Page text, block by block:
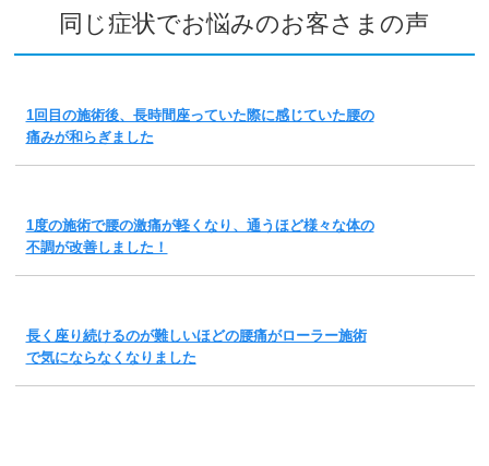
同じ症状でお悩みのお客さまの声
1回目の施術後、長時間座っていた際に感じていた腰の
痛みが和らぎました
1度の施術で腰の激痛が軽くなり、通うほど様々な体の
不調が改善しました！
長く座り続けるのが難しいほどの腰痛がローラー施術
で気にならなくなりました